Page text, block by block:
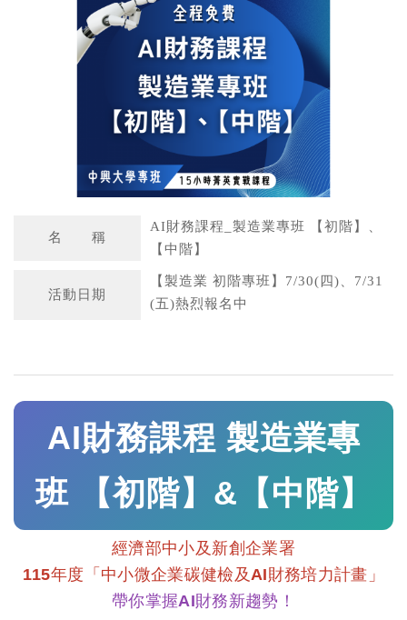
s
A
p
W
e
i
b
o
名 稱
AI財務課程_製造業專班 【初階】、
【中階】
活動日期
【製造業 初階專班】7/30(四)、7/31
(五)熱烈報名中
AI財務課程 製造業專
班 【初階】&【中階】
經濟部中小及新創企業署
115年度「中小微企業碳健檢及AI財務培力計畫 」
帶你掌握AI財務新趨勢！